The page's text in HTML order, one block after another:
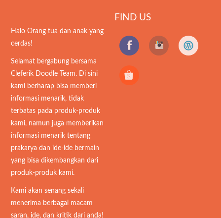
Halo Orang tua dan anak yang
cerdas!
Selamat bergabung bersama
Cleferik Doodle Team. Di sini
kami berharap bisa memberi
informasi menarik, tidak
terbatas pada produk-produk
kami, namun juga memberikan
informasi menarik tentang
prakarya dan ide-ide bermain
yang bisa dikembangkan dari
produk-produk kami.
Kami akan senang sekali
menerima berbagai macam
saran, ide, dan kritik dari anda!
FIND US